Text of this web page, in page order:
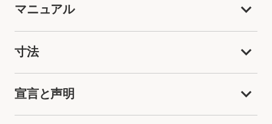
マニュアル
寸法
宣言と声明